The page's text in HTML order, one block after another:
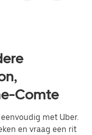
Comte
met Uber.
en vraag een rit